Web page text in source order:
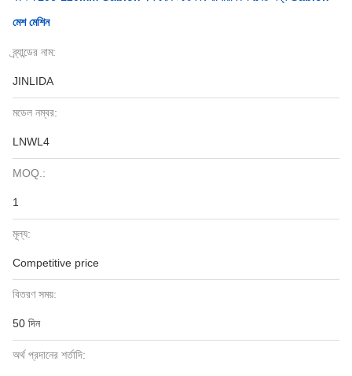
মেশ মেশিন
ব্র্যান্ডের নাম:
JINLIDA
মডেল নম্বর:
LNWL4
MOQ.:
1
মূল্য:
Competitive price
বিতরণ সময়:
50 দিন
অর্থ প্রদানের শর্তাদি: